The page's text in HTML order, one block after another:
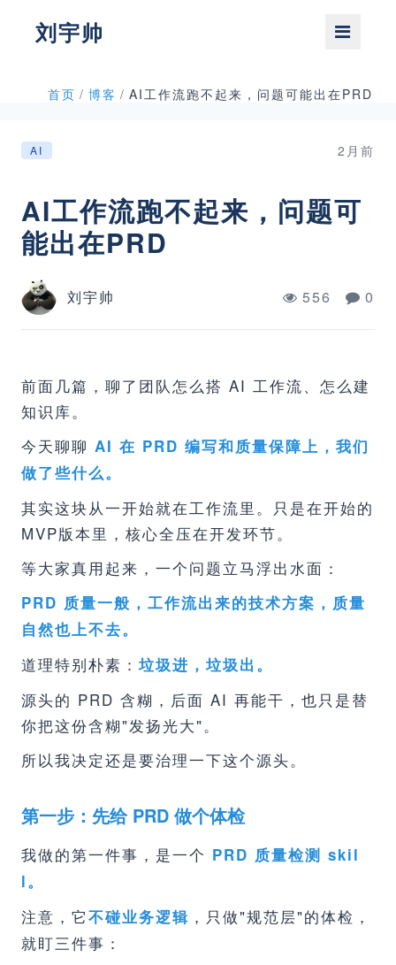
刘宇帅
首页 / 博客 / AI工作流跑不起来，问题可能出在PRD
AI 2月前
AI工作流跑不起来，问题可
能出在PRD
刘宇帅 556 0
前面几篇，聊了团队怎么搭 AI 工作流、怎么建
知识库。
今天聊聊 AI 在 PRD 编写和质量保障上，我们
做了些什么。
其实这块从一开始就在工作流里。只是在开始的
MVP版本里，核心全压在开发环节。
等大家真用起来，一个问题立马浮出水面：
PRD 质量一般，工作流出来的技术方案，质量
自然也上不去。
道理特别朴素：垃圾进，垃圾出。
源头的 PRD 含糊，后面 AI 再能干，也只是替
你把这份含糊"发扬光大"。
所以我决定还是要治理一下这个源头。
第一步：先给 PRD 做个体检
我做的第一件事，是一个 PRD 质量检测 skil
l。
注意，它不碰业务逻辑 ，只做"规范层"的体检，
就盯三件事：